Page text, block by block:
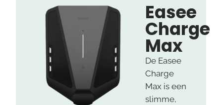
Easee
Charge
Max
De Easee
Charge
Max is een
slimme,